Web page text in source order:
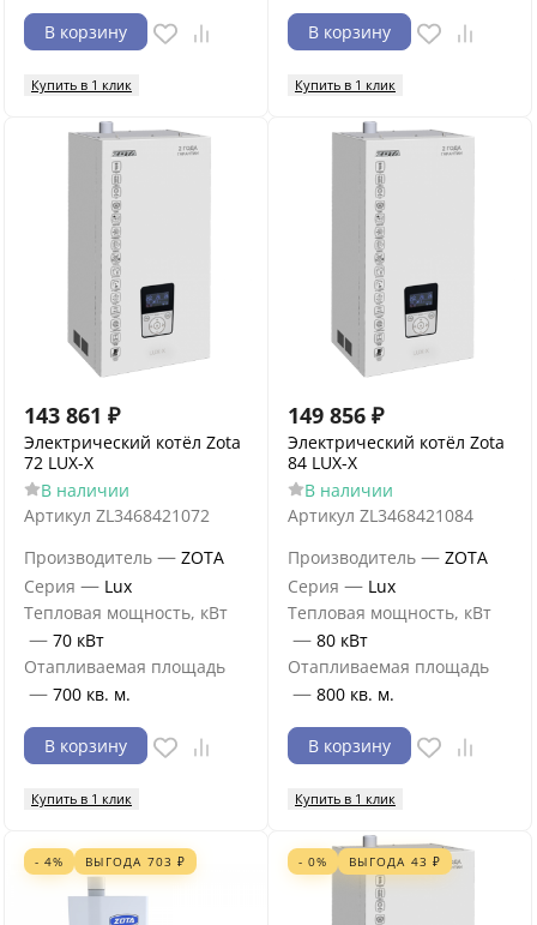
В корзину
Купить в 1 клик
В корзину
Купить в 1 клик
143 861 ₽
Электрический котёл Zota
72 LUX-X
В наличии
Артикул ZL3468421072
Производитель — ZOTA
Серия — Lux
Тепловая мощность, кВт
— 70 кВт
Отапливаемая площадь
— 700 кв. м.
В корзину
Купить в 1 клик
149 856 ₽
Электрический котёл Zota
84 LUX-X
В наличии
Артикул ZL3468421084
Производитель — ZOTA
Серия — Lux
Тепловая мощность, кВт
— 80 кВт
Отапливаемая площадь
— 800 кв. м.
В корзину
Купить в 1 клик
- 4% ВЫГОДА 703 ₽ - 0% ВЫГОДА 43 ₽